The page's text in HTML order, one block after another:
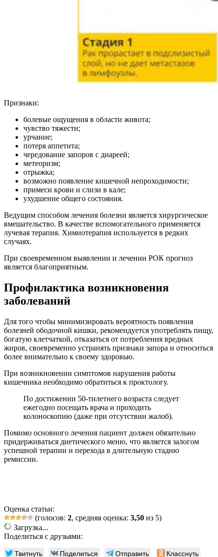
Признаки:
болевые ощущения в области живота;
чувство тяжести;
урчание;
потеря аппетита;
чередование запоров с диареей;
метеоризм;
отрыжка;
возможно появление кишечной непроходимости;
примеси крови и слизи в кале;
ухудшение общего состояния.
Ведущим способом лечения болезни является хирургическое
вмешательство. В качестве вспомогательного применяется
лучевая терапия. Химиотерапия используется в редких
случаях.
При своевременном выявлении и лечении РОК прогноз
является благоприятным.
Профилактика возникновения
заболеваний
Для того чтобы минимизировать вероятность появления
болезней ободочной кишки, рекомендуется употреблять пищу,
богатую клетчаткой, отказаться от потребления вредных
жиров, своевременно устранять признаки запора и относиться
более внимательно к своему здоровью.
При возникновении симптомов нарушения работы
кишечника необходимо обратиться к проктологу.
По достижении 50-тилетнего возраста следует
ежегодно посещать врача и проходить
колоноскопию (даже при отсутствии жалоб).
Помимо основного лечения пациент должен обязательно
придерживаться диетического меню, что является залогом
успешной терапии и перехода в длительную стадию
ремиссии.
Оценка статьи:
(голосов: 2, средняя оценка: 3,50 из 5)
Загрузка...
Поделиться с друзьями:
Твитнуть Поделиться Отправить Класснуть